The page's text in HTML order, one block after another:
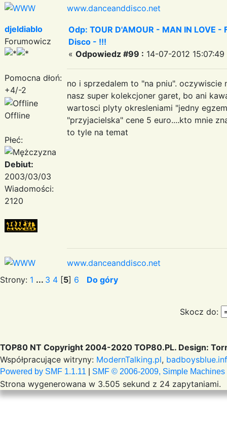
www.danceanddisco.net
djeldiablo
Forumowicz
Pomocna dłoń:
+4/-2
Offline
Płeć:
Debiut:
2003/03/03
Wiadomości:
2120
Odp: TOUR D'AMOUR - MAN IN LOVE
Disco - !!!
« Odpowiedz #99 : 14-07-2012 15:07:49
no i sprzedalem to "na pniu". oczywiscie
nasz super kolekcjoner garet, bo ani
wartosci plyty okresleniami "jedny
"przyjacielska" cene 5 euro....kto mnie
to tyle na temat
www.danceanddisco.net
Strony: 1 ... 3 4 [5] 6 Do góry
Skocz do:
TOP80 NT Copyright 2004-2020 TOP80.PL. Design:
Współpracujące witryny: ModernTalking.pl,
Powered by SMF 1.1.11 SMF © 2006-2009, Simple Machines
Strona wygenerowana w 3.505 sekund z 24 zapytaniami.